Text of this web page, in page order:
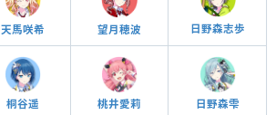
天馬咲希 望月穂波 日野森志歩
桐谷遥 桃井愛莉 日野森雫